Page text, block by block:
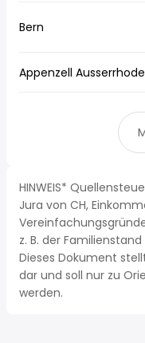
Bern
Appenzell
HINWEIS*
Jura von CH,
z. B. der
Dieses Dokument
dar und soll nur zu
werden.